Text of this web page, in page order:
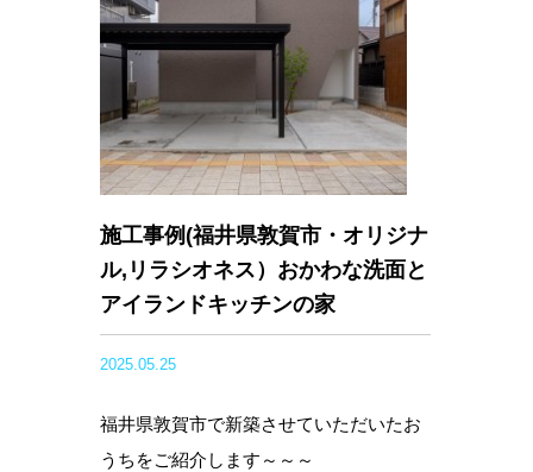
施工事例(福井県敦賀市・オリジナ
ル,リラシオネス）おかわな洗面と
アイランドキッチンの家
2025.05.25
福井県敦賀市で新築させていただいたお
うちをご紹介します～～～